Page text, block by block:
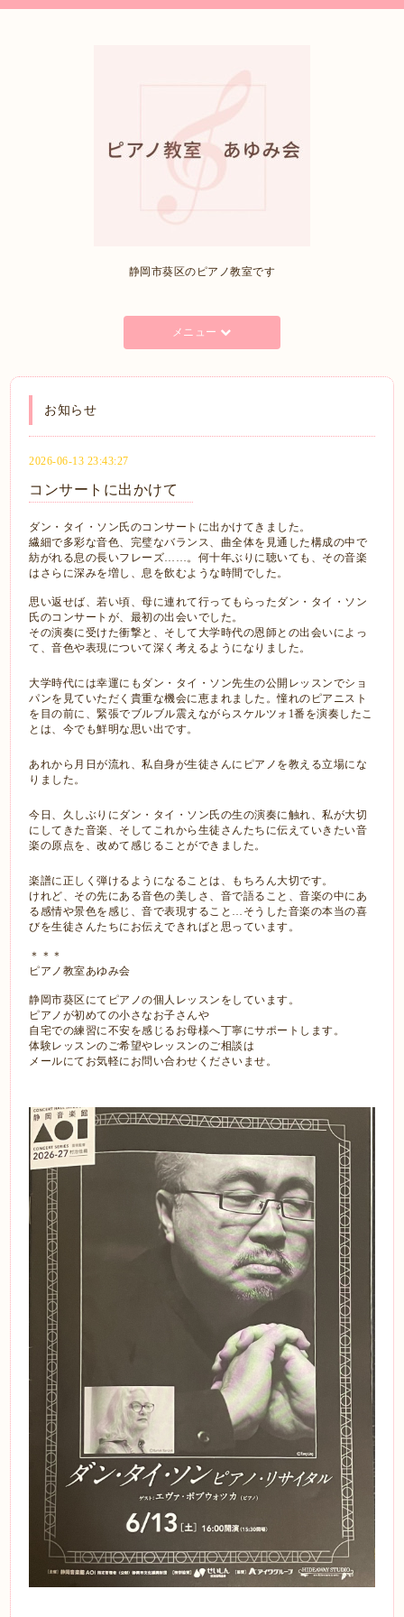
静岡市葵区のピアノ教室です
メニュー
お知らせ
2026-06-13 23:43:27
コンサートに出かけて
ダン・タイ・ソン氏のコンサートに出かけてきました。
繊細で多彩な音色、完璧なバランス、曲全体を見通した構成の中で
紡がれる息の長いフレーズ……。何十年ぶりに聴いても、その音楽
はさらに深みを増し、息を飲むような時間でした。
思い返せば、若い頃、母に連れて行ってもらったダン・タイ・ソン
氏のコンサートが、最初の出会いでした。
その演奏に受けた衝撃と、そして大学時代の恩師との出会いによっ
て、音色や表現について深く考えるようになりました。
大学時代には幸運にもダン・タイ・ソン先生の公開レッスンでショ
パンを見ていただく貴重な機会に恵まれました。憧れのピアニスト
を目の前に、緊張でブルブル震えながらスケルツォ1番を演奏したこ
とは、今でも鮮明な思い出です。
あれから月日が流れ、私自身が生徒さんにピアノを教える立場にな
りました。
今日、久しぶりにダン・タイ・ソン氏の生の演奏に触れ、私が大切
にしてきた音楽、そしてこれから生徒さんたちに伝えていきたい音
楽の原点を、改めて感じることができました。
楽譜に正しく弾けるようになることは、もちろん大切です。
けれど、その先にある音色の美しさ、音で語ること、音楽の中にあ
る感情や景色を感じ、音で表現すること…そうした音楽の本当の喜
びを生徒さんたちにお伝えできればと思っています。
＊＊＊
ピアノ教室あゆみ会
静岡市葵区にてピアノの個人レッスンをしています。
ピアノが初めての小さなお子さんや
自宅での練習に不安を感じるお母様へ丁寧にサポートします。
体験レッスンのご希望やレッスンのご相談は
メールにてお気軽にお問い合わせくださいませ。